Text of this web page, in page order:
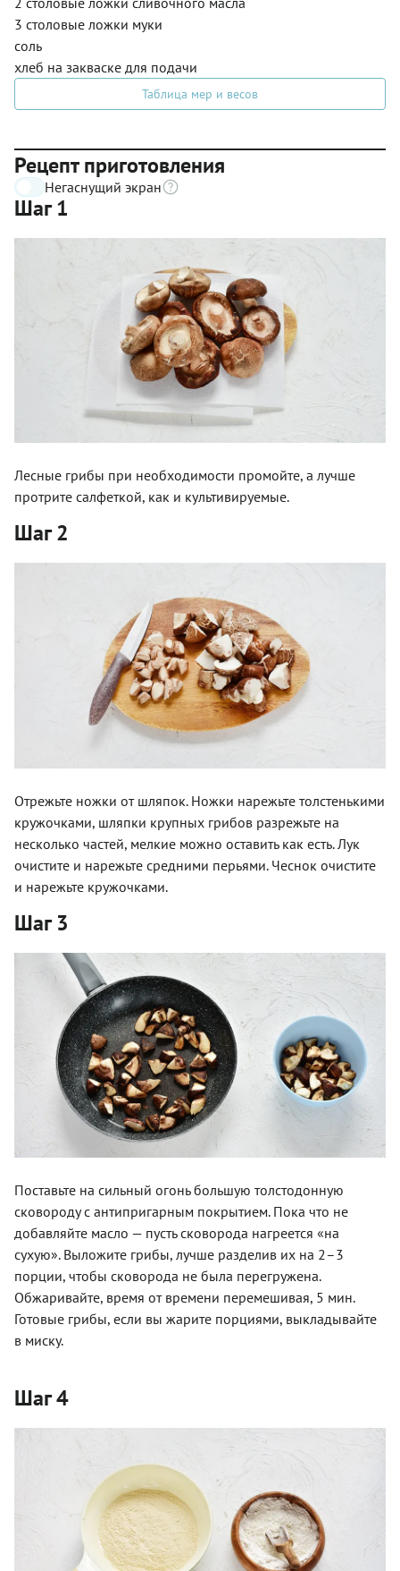
3 столовые ложки муки
соль
хлеб на закваске для подачи
Таблица мер и весов
Рецепт приготовления
Негаснущий экран
Шаг 1
Лесные грибы при необходимости промойте, а лучше
протрите салфеткой, как и культивируемые.
Шаг 2
Отрежьте ножки от шляпок. Ножки нарежьте толстенькими
кружочками, шляпки крупных грибов разрежьте на
несколько частей, мелкие можно оставить как есть. Лук
очистите и нарежьте средними перьями. Чеснок очистите
и нарежьте кружочками.
Шаг 3
Поставьте на сильный огонь большую толстодонную
сковороду с антипригарным покрытием. Пока что не
добавляйте масло — пусть сковорода нагреется «на
сухую». Выложите грибы, лучше разделив их на 2–3
порции, чтобы сковорода не была перегружена.
Обжаривайте, время от времени перемешивая, 5 мин.
Готовые грибы, если вы жарите порциями, выкладывайте
в миску.
Шаг 4